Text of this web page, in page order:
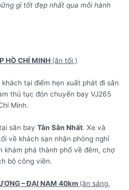
gì tốt đẹp nhất qua mỗi hành
HỒ CHÍ MINH (ăn tối )
tại điểm hẹn xuất phát đi sân
thủ tục đón chuyến bay VJ265
Minh.
sân bay Tân Sân Nhất. Xe và
về khách sạn nhận phòng nghỉ
khám phá thành phố về đêm, chợ
bộ công viên.
– ĐẠI NAM 40km (ăn sáng,